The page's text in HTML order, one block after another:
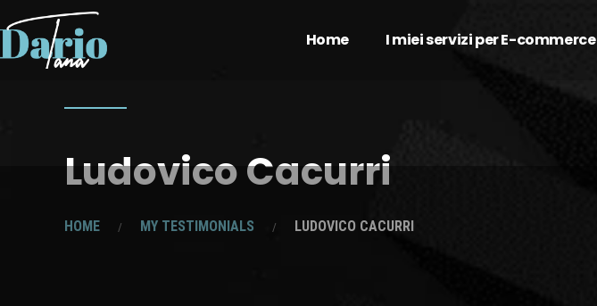
Home I miei servizi per E-commerce
Ludovico Cacurri
HOME MY TESTIMONIALS LUDOVICO CACURRI